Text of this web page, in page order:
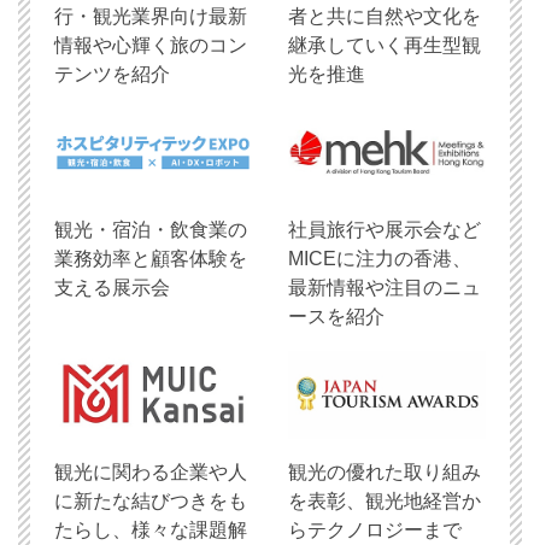
行・観光業界向け最新
情報や心輝く旅のコン
テンツを紹介
者と共に自然や文化を
継承していく再生型観
光を推進
観光・宿泊・飲食業の
業務効率と顧客体験を
支える展示会
社員旅行や展示会など
MICEに注力の香港、
最新情報や注目のニュ
ースを紹介
観光に関わる企業や人
に新たな結びつきをも
たらし、様々な課題解
観光の優れた取り組み
を表彰、観光地経営か
らテクノロジーまで